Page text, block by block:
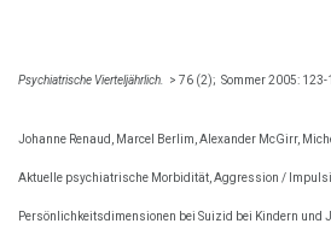
Psychiatrische Vierteljährlich. > 76 (2); Sommer 2005: 123-
Johanne Renaud, Marcel Berlim, Alexander McGirr,
Aktuelle psychiatrische Morbidität, Aggression /
Persönlichkeitsdimensionen bei Suizid bei Kindern und